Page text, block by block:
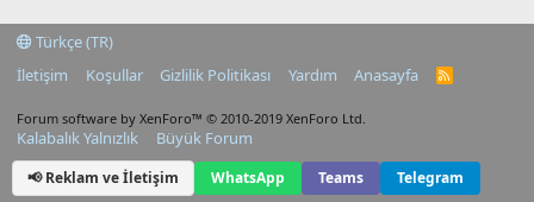
Türkçe (TR)
İletişim
Koşullar Gizlilik Politikası Yardım Anasayfa
R
Forum software by XenForo™ © 2010-2019 XenForo Ltd.
Kalabalık Yalnızlık Büyük Forum
📢 Reklam ve İletişim WhatsApp Teams Telegram